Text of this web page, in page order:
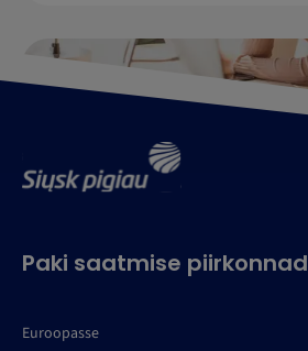
Paki saatmise piirkonnad
Euroopasse